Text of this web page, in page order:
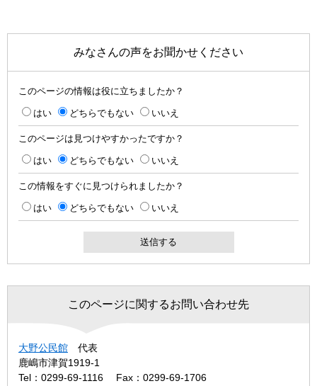
みなさんの声をお聞かせください
このページの情報は役に立ちましたか？
はい どちらでもない いいえ
このページは見つけやすかったですか？
はい どちらでもない いいえ
この情報をすぐに見つけられましたか？
はい どちらでもない いいえ
このページに関するお問い合わせ先
大野公民館
代表
鹿嶋市津賀1919-1
Tel：0299-69-1116
Fax：0299-69-1706